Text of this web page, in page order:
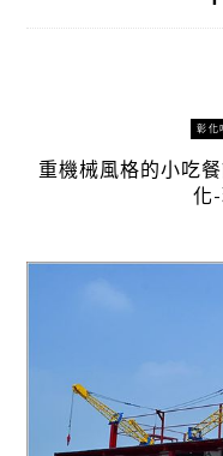
彰化
重機械風格的小吃
化